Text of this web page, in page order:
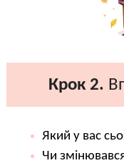
Крок 2.
Який у вас
Чи